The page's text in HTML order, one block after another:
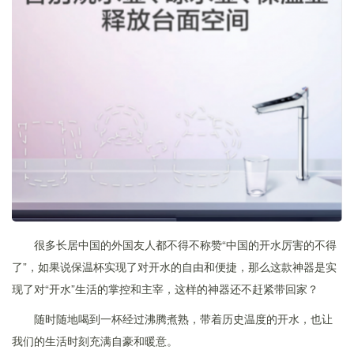
很多长居中国的外国友人都不得不称赞“中国的开水厉害的不得
了”，如果说保温杯实现了对开水的自由和便捷，那么这款神器是实
现了对“开水”生活的掌控和主宰，这样的神器还不赶紧带回家？
随时随地喝到一杯经过沸腾煮熟，带着历史温度的开水，也让
我们的生活时刻充满自豪和暖意。